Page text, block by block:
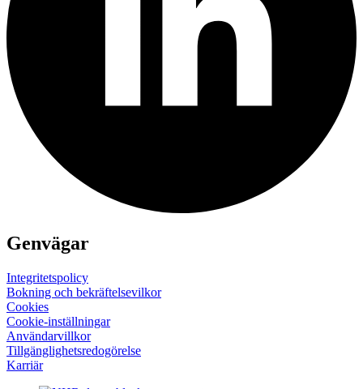
Genvägar
Integritetspolicy
Bokning och bekräftelsevilkor
Cookies
Cookie-inställningar
Användarvillkor
Tillgänglighets­redogörelse
Karriär